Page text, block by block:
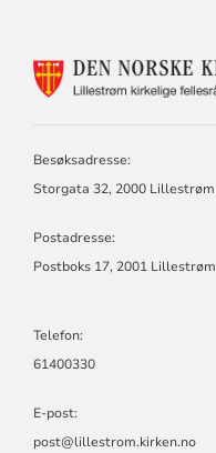
Besøksadresse:
Storgata 32, 2000 Lillestrøm
Postadresse:
Postboks 17, 2001 Lillestrøm
Telefon:
61400330
E-post:
post@lillestrom.kirken.no